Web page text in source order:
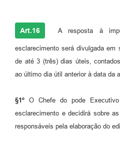
Art.16 A resposta à
esclarecimento será divulgada
de até 3 (três) dias úteis,
ao último dia útil anterior à data da
§1º O Chefe do pode
esclarecimento e decidirá sobre
responsáveis pela elaboração do